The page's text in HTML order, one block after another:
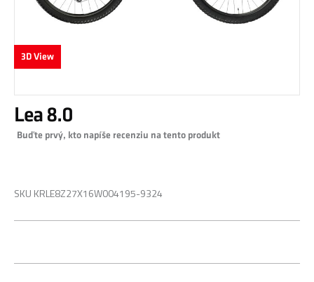
3D View
začiatok
Lea 8.0
Buďte prvý, kto napíše recenziu na tento produkt
SKU KRLE8Z27X16W004195-9324